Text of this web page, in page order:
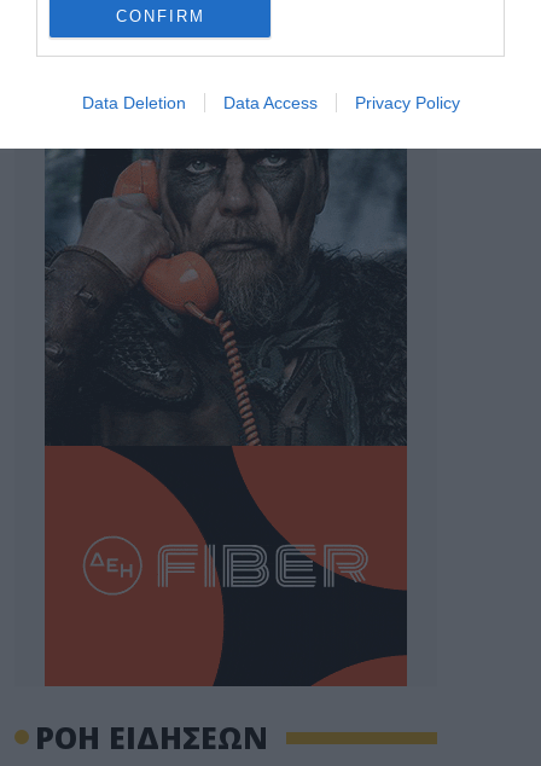
CONFIRM
Data Deletion Data Access Privacy Policy
ΡΟΗ ΕΙΔΗΣΕΩΝ